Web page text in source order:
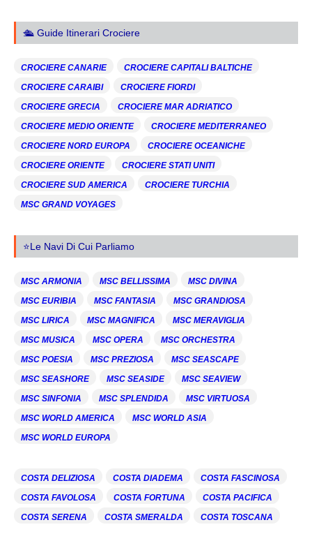
🛳️ Guide Itinerari Crociere
CROCIERE CANARIE
CROCIERE CAPITALI BALTICHE
CROCIERE CARAIBI
CROCIERE FIORDI
CROCIERE GRECIA
CROCIERE MAR ADRIATICO
CROCIERE MEDIO ORIENTE
CROCIERE MEDITERRANEO
CROCIERE NORD EUROPA
CROCIERE OCEANICHE
CROCIERE ORIENTE
CROCIERE STATI UNITI
CROCIERE SUD AMERICA
CROCIERE TURCHIA
MSC GRAND VOYAGES
⭐Le Navi Di Cui Parliamo
MSC ARMONIA MSC BELLISSIMA
MSC DIVINA
MSC EURIBIA
MSC FANTASIA
MSC GRANDIOSA
MSC LIRICA
MSC MAGNIFICA
MSC MERAVIGLIA
MSC MUSICA
MSC OPERA
MSC ORCHESTRA
MSC POESIA
MSC PREZIOSA
MSC SEASCAPE
MSC SEASHORE
MSC SEASIDE
MSC SEAVIEW
MSC SINFONIA
MSC SPLENDIDA
MSC VIRTUOSA
MSC WORLD AMERICA
MSC WORLD ASIA
MSC WORLD EUROPA
COSTA DELIZIOSA COSTA DIADEMA
COSTA FASCINOSA
COSTA FAVOLOSA
COSTA FORTUNA
COSTA PACIFICA
COSTA SERENA
COSTA SMERALDA COSTA TOSCANA